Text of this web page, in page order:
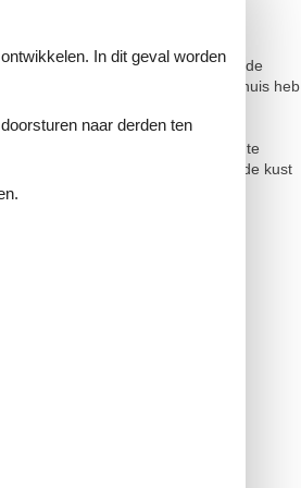
door de gezellige inrichting en de
landschap. Vanuit je vakantiehuis heb
mooie, ruime tuin nodigt je uit om te
of maak een wandeling langs de kust
In dit geval worden
naar derden ten